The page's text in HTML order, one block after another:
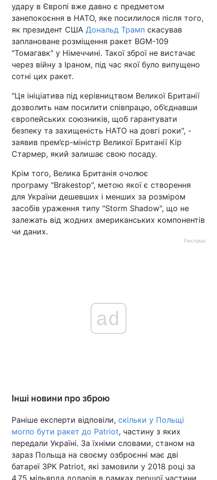
удару в Європі вже давно є предметом
занепокоєння в НАТО, яке посилилося після того,
як президент США Дональд Трамп скасував
заплановане розміщення ракет BGM-109
"Томагавк" у Німеччині. Такої зброї не вистачає
через війну з Іраном, під час якої було випущено
сотні цих ракет.
"Ця ініціатива під керівництвом Великої Британії
дозволить нам посилити співпрацю, об’єднавши
європейських союзників, щоб гарантувати
безпеку та захищеність НАТО на довгі роки", -
заявив прем’єр-міністр Великої Британії Кір
Стармер, який залишає свою посаду.
Крім того, Велика Британія очолює
програму "Brakestop", метою якої є створення
для України дешевших і менших за розміром
засобів ураження типу "Storm Shadow", що не
залежать від жодних американських компонентів
чи даних.
Реклама
ad
Інші новини про зброю
Раніше експерти відповіли, скільки у Польщі
могло бути ракет до Patriot, частину з яких
передали Україні. За їхніми словами, станом на
зараз Польща на своєму озброєнні має дві
батареї ЗРК Patriot, які замовили у 2018 році за
4,75 мільярда доларів в рамках першої частини